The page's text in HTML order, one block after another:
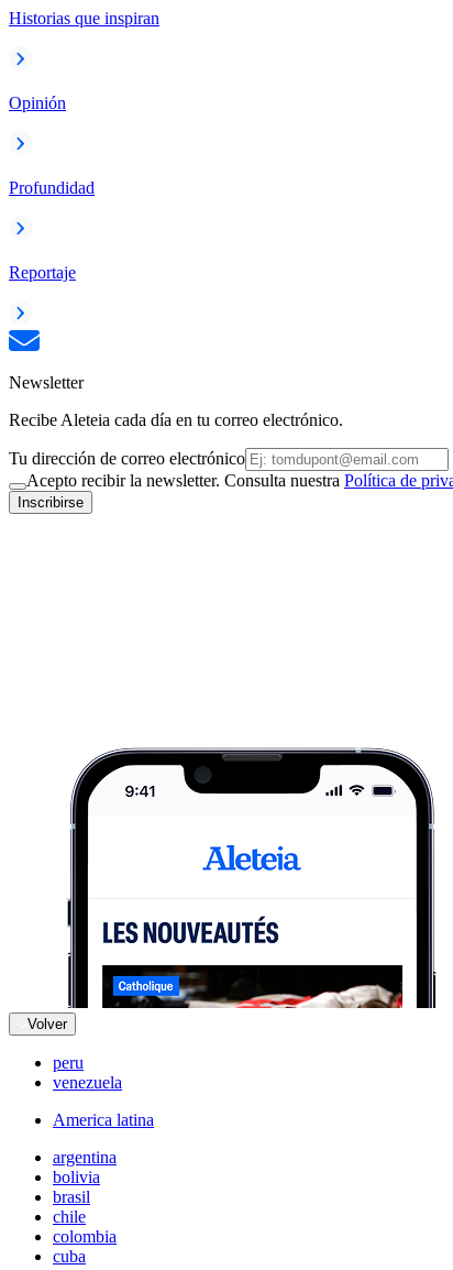
Historias que inspiran
Opinión
Profundidad
Reportaje
Newsletter
Recibe Aleteia cada día en tu correo electrónico.
Tu dirección de correo electrónico
Acepto recibir la newsletter. Consulta nuestra Política de
Inscribirse
Volver
peru
venezuela
America latina
argentina
bolivia
brasil
chile
colombia
cuba